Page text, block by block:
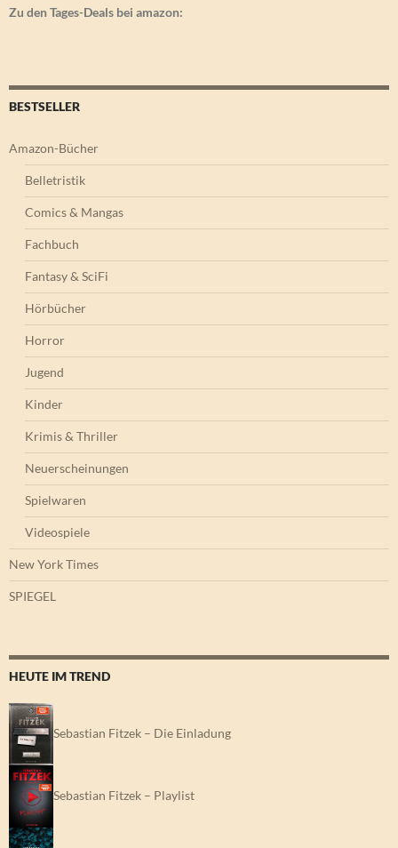
Zu den Tages-Deals bei amazon:
BESTSELLER
Amazon-Bücher
Belletristik
Comics & Mangas
Fachbuch
Fantasy & SciFi
Hörbücher
Horror
Jugend
Kinder
Krimis & Thriller
Neuerscheinungen
Spielwaren
Videospiele
New York Times
SPIEGEL
HEUTE IM TREND
Sebastian Fitzek – Die Einladung
Sebastian Fitzek – Playlist